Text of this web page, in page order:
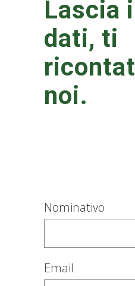
Lascia
dati, ti
noi.
Nominativo
Email